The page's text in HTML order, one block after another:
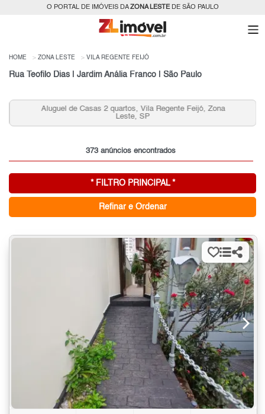
O PORTAL DE IMÓVEIS DAZONA LESTEDE SÃO PAULO
HOME ZONA LESTE VILA REGENTE FEIJÓ
Rua Teofilo Dias | Jardim Anália Franco | São Paulo
Aluguel de Casas 2 quartos, Vila Regente Feijó, Zona
Leste, SP
373 anúncios encontrados
* FILTRO PRINCIPAL *
Refinar e Ordenar